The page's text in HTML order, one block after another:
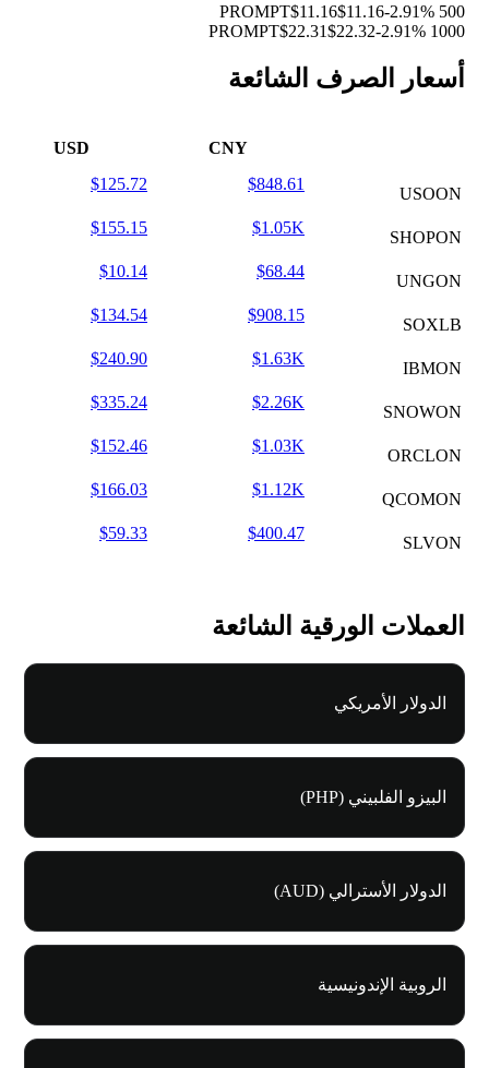
500 PROMPT
$11.16$11.16-2.91%
1000 PROMPT
$22.31$22.32-2.91%
أسعار الصرف الشائعة
CNY
USD
USOON
$848.61
$125.72
SHOPON
$1.05K
$155.15
UNGON
$68.44
$10.14
SOXLB
$908.15
$134.54
IBMON
$1.63K
$240.90
SNOWON
$2.26K
$335.24
ORCLON
$1.03K
$152.46
QCOMON
$1.12K
$166.03
SLVON
$400.47
$59.33
العملات الورقية الشائعة
الدولار الأمريكي
البيزو الفلبيني (PHP)
الدولار الأسترالي (AUD)
الروبية الإندونيسية